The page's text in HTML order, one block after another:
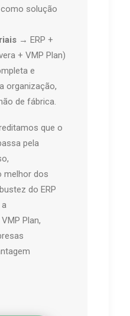
solução
→ ERP +
+ VMP Plan)
e
organização,
de fábrica.
que o
pela
melhor dos
do ERP
a
Plan,